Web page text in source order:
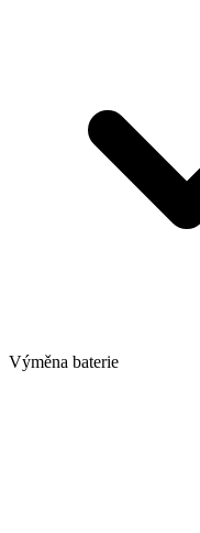
Výměna baterie